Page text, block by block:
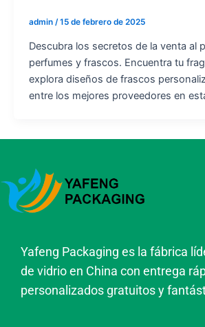
admin /15 de febrero de 2025
Descubra los secretos de la venta al
perfumes y frascos. Encuentra tu
explora diseños de frascos
entre los mejores proveedores en
Yafeng Packaging es la fábrica
de vidrio en China con entrega
personalizados gratuitos y